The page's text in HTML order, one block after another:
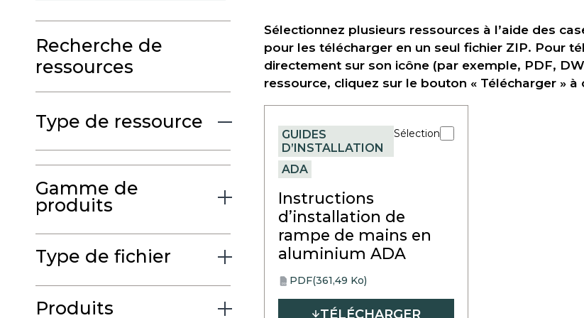
Recherche de
ressources
Type de ressource
Gamme de
produits
Type de fichier
Produits
Sélectionnez plusieurs ressources à l’aide des
pour les télécharger en un seul fichier ZIP. Pour
directement sur son icône (par exemple, PDF,
ressource, cliquez sur le bouton « Télécharger » à
GUIDES
D’INSTALLATION
ADA
Sélection
Instructions
d’installation de
rampe de mains en
aluminium ADA
PDF PDF(361,49 Ko)
opens
in
TÉLÉCHARGER